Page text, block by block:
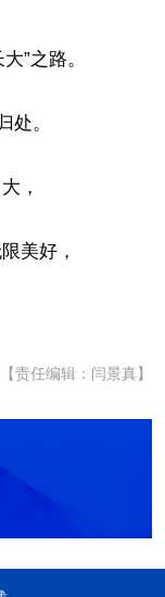
”之路。
处。
，
美好，
【责任编辑：闫景真】